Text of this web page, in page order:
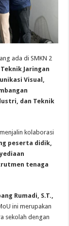
ada di SMKN 2
Jaringan
Visual,
dan Teknik
kolaborasi
peserta didik,
tenaga
Rumadi, S.T.,
ini merupakan
sekolah dengan